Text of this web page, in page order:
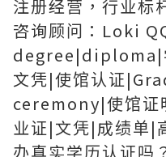
注册经营，行业标
咨询顾问：Loki
degree|diploma|
文凭|使馆认证
ceremony|使馆证
业证|文凭|成绩单|
办真实学历认证吗